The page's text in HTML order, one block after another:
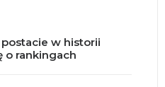
w historii
o rankingach